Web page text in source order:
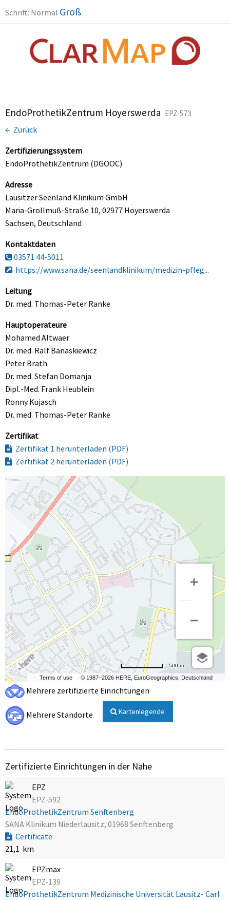
Schrift: Normal Groß
EndoProthetikZentrum Hoyerswerda EPZ-573
← Zurück
Zertifizierungssystem
EndoProthetikZentrum (DGOOC)
Adresse
Lausitzer Seenland Klinikum GmbH
Maria-Grollmuß-Straße 10, 02977 Hoyerswerda
Sachsen, Deutschland
Kontaktdaten
03571 44-5011
https://www.sana.de/seenlandklinikum/medizin-pfleg...
Leitung
Dr. med. Thomas-Peter Ranke
Hauptoperateure
Mohamed Altwaer
Dr. med. Ralf Banaskiewicz
Peter Brath
Dr. med. Stefan Domanja
Dipl.-Med. Frank Heublein
Ronny Kujasch
Dr. med. Thomas-Peter Ranke
Zertifikat
Zertifikat 1 herunterladen (PDF)
Zertifikat 2 herunterladen (PDF)
Terms of use © 1987–2026 HERE, EuroGeographics, Deutschland
500 m
Mehrere zertifizierte Einrichtungen
Mehrere Standorte Kartenlegende
Zertifizierte Einrichtungen in der Nähe
EPZ
EPZ-592
EndoProthetikZentrum Senftenberg
SANA Klinikum Niederlausitz, 01968 Senftenberg
Certificate
21,1 km
EPZmax
EPZ-139
EndoProthetikZentrum Medizinische Universität Lausitz- Carl